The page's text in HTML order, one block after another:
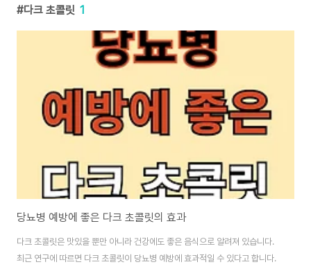
다크 초콜릿 1
당뇨병 예방에 좋은 다크 초콜릿의 효과
다크 초콜릿은 맛있을 뿐만 아니라 건강에도 좋은 음식으로 알려져 있습니다.
최근 연구에 따르면 다크 초콜릿이 당뇨병 예방에 효과적일 수 있다고 합니다.